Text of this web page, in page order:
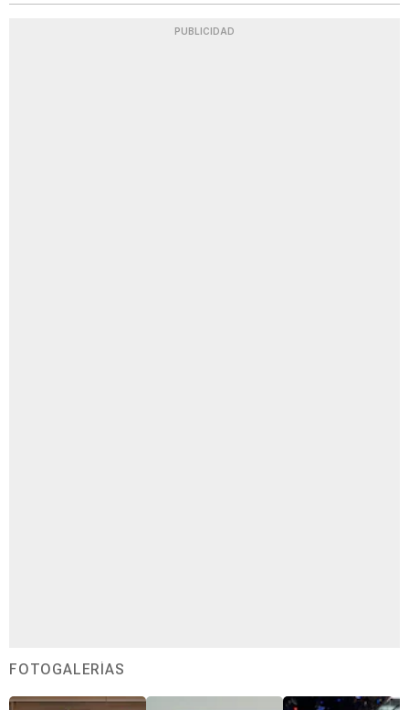
PUBLICIDAD
FOTOGALERÍAS